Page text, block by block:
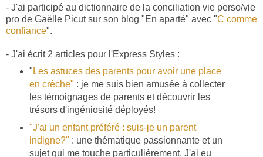
- J'ai participé au dictionnaire de la conciliation vie perso/vie
pro de Gaëlle Picut sur son blog "En aparté" avec "C comme
confiance".
- J'ai écrit 2 articles pour l'Express Styles :
" Les astuces des parents pour avoir une place
en crèche" : je me suis bien amusée à collecter
les témoignages de parents et découvrir les
trésors d'ingéniosité déployés!
"J'ai un enfant préféré : suis-je un parent
indigne?" : une thématique passionnante et un
sujet qui me touche particulièrement. J'ai eu